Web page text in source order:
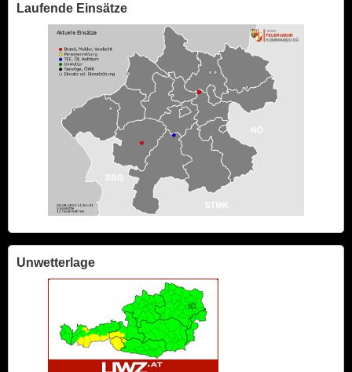
Laufende Einsätze
Unwetterlage